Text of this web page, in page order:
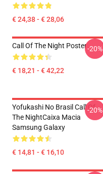
€ 24,38 - € 28,06
Call Of The Night Poster
€ 18,21 - € 42,22
-20%
Yofukashi No Brasil Call Of
The NightCaixa Macia
Samsung Galaxy
€ 14,81 - € 16,10
-20%